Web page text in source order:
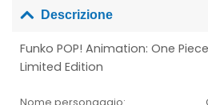
Descrizione
Funko POP! Animation: One
Limited Edition